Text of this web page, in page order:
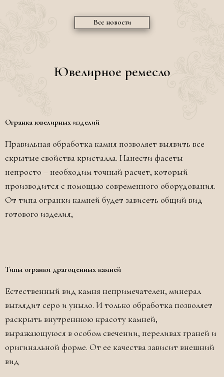
Все новости
Ювелирное ремесло
Огранка ювелирных изделий
Правильная обработка камня позволяет выявить все
скрытые свойства кристалла. Нанести фасеты
непросто – необходим точный расчет, который
производится с помощью современного оборудования.
От типа огранки камней будет зависеть общий вид
готового изделия,
Типы огранки драгоценных камней
Естественный вид камня непримечателен, минерал
выглядит серо и уныло. И только обработка позволяет
раскрыть внутреннюю красоту камней,
выражающуюся в особом свечении, переливах граней и
оригинальной форме. От ее качества зависит внешний
вид